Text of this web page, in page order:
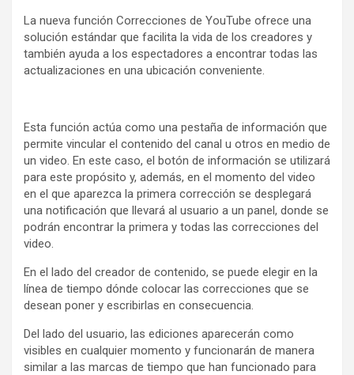
La nueva función Correcciones de YouTube ofrece una
solución estándar que facilita la vida de los creadores y
también ayuda a los espectadores a encontrar todas las
actualizaciones en una ubicación conveniente.
Esta función actúa como una pestaña de información que
permite vincular el contenido del canal u otros en medio de
un video. En este caso, el botón de información se utilizará
para este propósito y, además, en el momento del video
en el que aparezca la primera corrección se desplegará
una notificación que llevará al usuario a un panel, donde se
podrán encontrar la primera y todas las correcciones del
video.
En el lado del creador de contenido, se puede elegir en la
línea de tiempo dónde colocar las correcciones que se
desean poner y escribirlas en consecuencia.
Del lado del usuario, las ediciones aparecerán como
visibles en cualquier momento y funcionarán de manera
similar a las marcas de tiempo que han funcionado para